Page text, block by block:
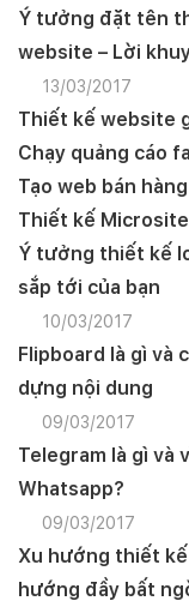
Ý tưởng đặt tên
website – Lời
13/03/2017
Thiết kế website
Chạy quảng cáo
Tạo web bán
Thiết kế Microsite
Ý tưởng thiết kế
sắp tới của bạn
10/03/2017
Flipboard là gì và
dựng nội dung
09/03/2017
Telegram là gì và
Whatsapp?
09/03/2017
Xu hướng thiết
hướng đầy bất